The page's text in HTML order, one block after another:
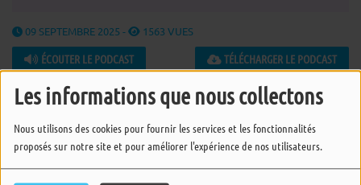
Les informations que nous collectons
Nous utilisons des cookies pour fournir les services et les fonctionnalités
proposés sur notre site et pour améliorer l'expérience de nos utilisateurs.
09 SEPTEMBRE 2025 - 1563 VUES
ÉCOUTER LE PODCAST TÉLÉCHARGER LE PODCAST